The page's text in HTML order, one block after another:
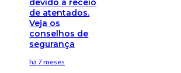
de atentados.
Veja os
conselhos de
segurança
há 7 meses